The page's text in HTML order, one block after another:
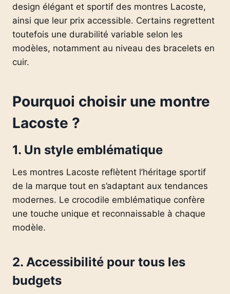
design élégant et sportif des montres Lacoste,
ainsi que leur prix accessible. Certains regrettent
toutefois une durabilité variable selon les
modèles, notamment au niveau des bracelets en
cuir.
Pourquoi choisir une montre
Lacoste ?
1. Un style emblématique
Les montres Lacoste reflètent l’héritage sportif
de la marque tout en s’adaptant aux tendances
modernes. Le crocodile emblématique confère
une touche unique et reconnaissable à chaque
modèle.
2. Accessibilité pour tous les
budgets